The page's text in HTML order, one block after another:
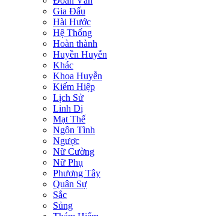
Gia Đấu
Hài Hước
Hệ Thống
Hoàn thành
Huyền Huyễn
Khác
Khoa Huyễn
Kiếm Hiệp
Lịch Sử
Linh Dị
Mạt Thế
Ngôn Tình
Ngược
Nữ Cường
Nữ Phụ
Phương Tây
Quân Sự
Sắc
Sủng